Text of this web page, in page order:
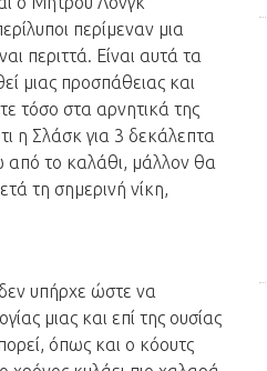
περίμεναν μια
περιττά. Είναι αυτά τα
μιας προσπάθειας και
τόσο στα αρνητικά της
η Σλάσκ για 3 δεκάλεπτα
από το καλάθι, μάλλον θα
τη σημερινή νίκη,
υπήρχε ώστε να
μιας και επί της ουσίας
όπως και ο κόουτς